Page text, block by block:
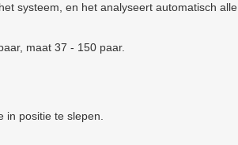
systeem, en het analyseert automatisch alle
maat 37 - 150 paar.
positie te slepen.